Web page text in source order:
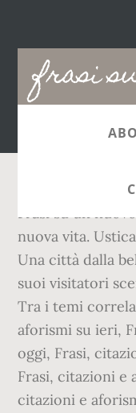
frasi
Main
Frasi su un
nuova vita.
Una città dalla
suoi visitatori
Tra i temi
aforismi su ieri,
oggi, Frasi,
Frasi, citazioni e
citazioni e